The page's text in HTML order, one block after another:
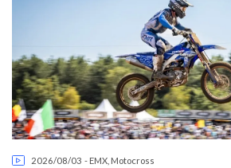
2026/08/03 - EMX Motocross